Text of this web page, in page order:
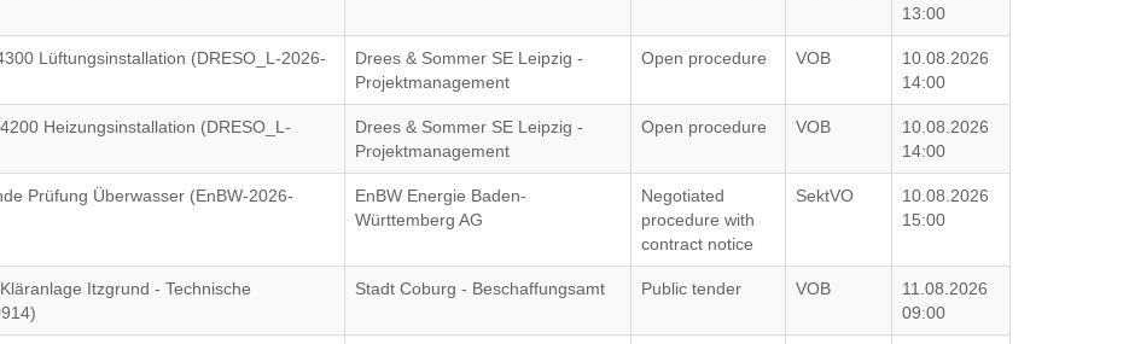
13:00
Lüftungsinstallation (DRESO_L-2026-
Drees & Sommer SE Leipzig -
Projektmanagement
Open procedure VOB
10.08.2026
14:00
Heizungsinstallation (DRESO_L-
Drees & Sommer SE Leipzig -
Projektmanagement
Open procedure VOB
10.08.2026
14:00
Prüfung Überwasser (EnBW-2026-
EnBW Energie Baden-
Württemberg AG
Negotiated
procedure with
contract notice
SektVO
10.08.2026
15:00
Itzgrund - Technische
Stadt Coburg - Beschaffungsamt Public tender VOB
11.08.2026
09:00